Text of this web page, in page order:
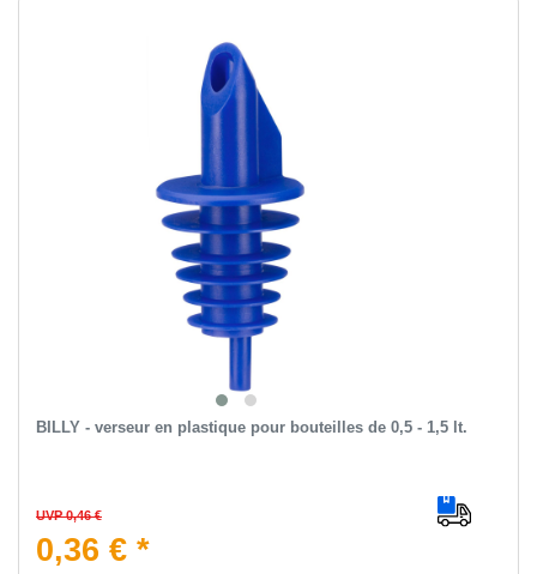
BILLY - verseur en plastique pour bouteilles de 0,5 - 1,5 lt.
UVP 0,46 €
0,36 € *